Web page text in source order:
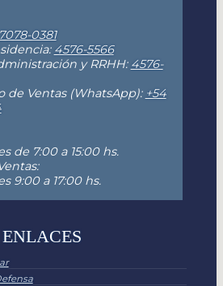
7078-0381
4576-5566
y RRHH: 4576-
de Ventas (WhatsApp): +54
de 7:00 a 15:00 hs.
9:00 a 17:00 hs.
ENLACES